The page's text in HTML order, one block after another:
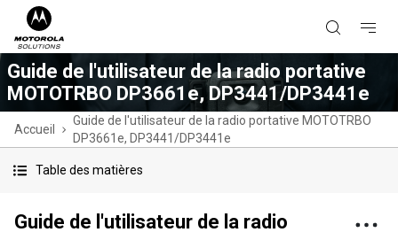
Guide de l'utilisateur de la radio portative
MOTOTRBO DP3661e, DP3441/DP3441e
Accueil
Guide de l'utilisateur de la radio portative MOTOTRBO
DP3661e, DP3441/DP3441e
Table des matières
Guide de l'utilisateur de la radio